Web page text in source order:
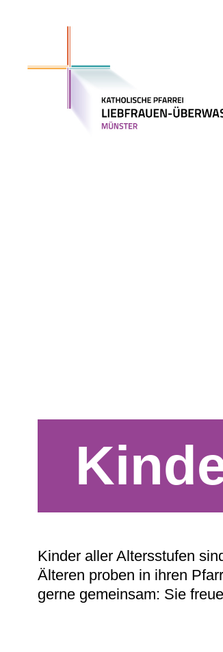
Kinder aller Altersstufen
Älteren proben in ihren
gerne gemeinsam: Sie